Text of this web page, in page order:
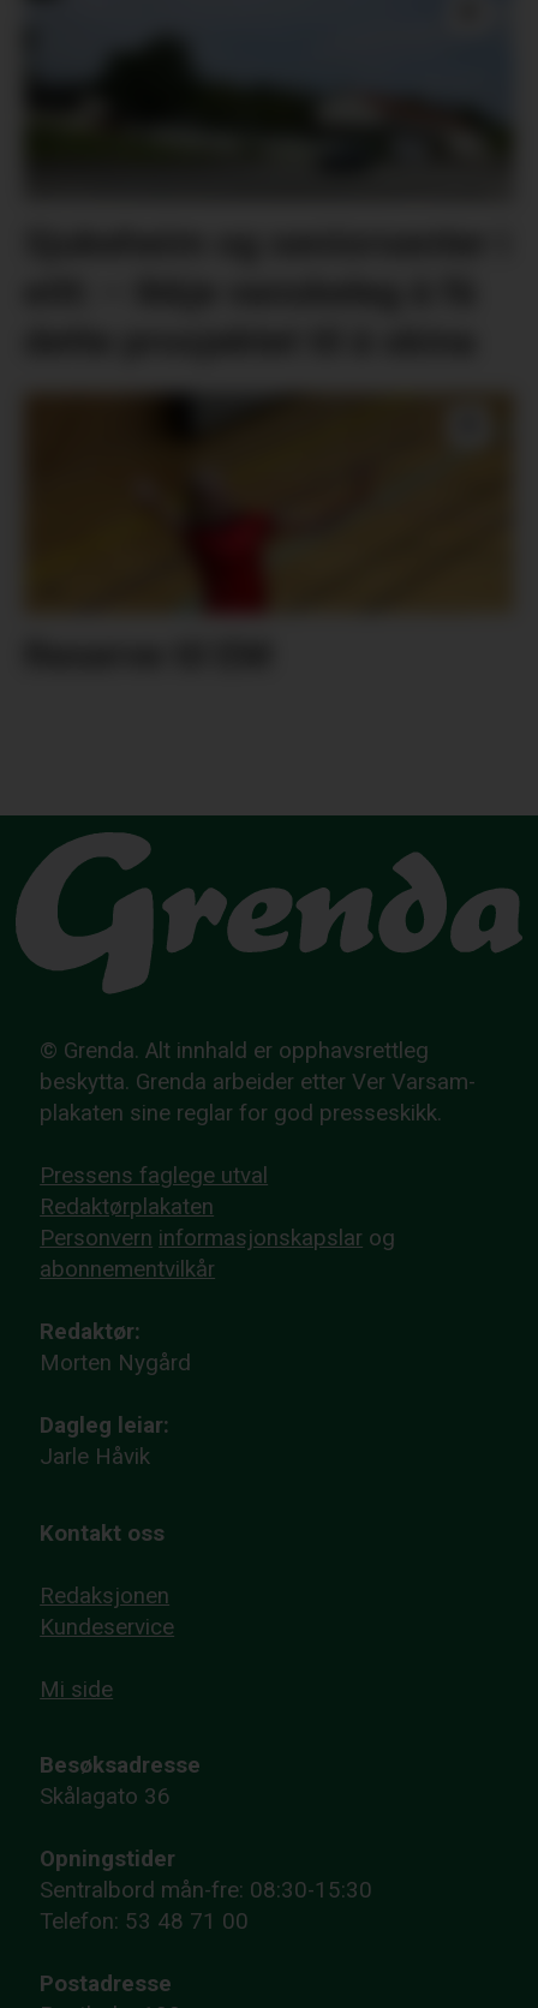
© Grenda. Alt innhald er opphavsrettleg
beskytta. Grenda arbeider etter Ver Varsam-
plakaten sine reglar for god presseskikk.
Pressens faglege utval
Redaktørplakaten
Personvern informasjonskapslar og
abonnementvilkår
Redaktør:
Morten Nygård
Dagleg leiar:
Jarle Håvik
Kontakt oss
Redaksjonen
Kundeservice
Mi side
Besøksadresse
Skålagato 36
Opningstider
Sentralbord mån-fre: 08:30-15:30
Telefon: 53 48 71 00
Postadresse